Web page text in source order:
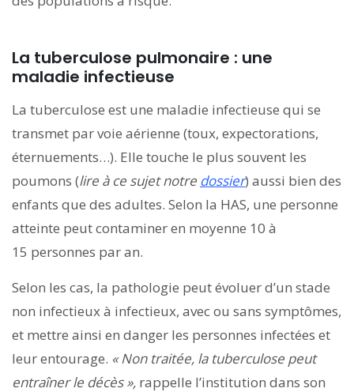
La tuberculose pulmonaire : une
maladie infectieuse
La tuberculose est une maladie infectieuse qui se
transmet par voie aérienne (toux, expectorations,
éternuements…). Elle touche le plus souvent les
poumons (lire à ce sujet notre dossier) aussi bien des
enfants que des adultes. Selon la HAS, une personne
atteinte peut contaminer en moyenne 10 à
15 personnes par an.
Selon les cas, la pathologie peut évoluer d’un stade
non infectieux à infectieux, avec ou sans symptômes,
et mettre ainsi en danger les personnes infectées et
leur entourage. « Non traitée, la tuberculose peut
entraîner le décès », rappelle l’institution dans son